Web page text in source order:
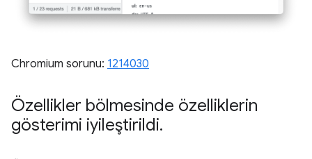
Chromium sorunu: 1214030
Özellikler bölmesinde özelliklerin
gösterimi iyileştirildi.